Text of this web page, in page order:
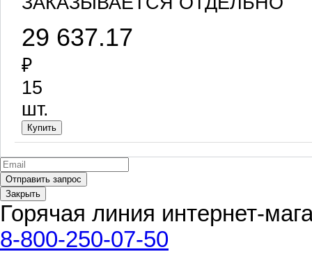
29 637.17
₽
15
шт.
Закрыть
Горячая линия интернет-
8-800-250-07-50